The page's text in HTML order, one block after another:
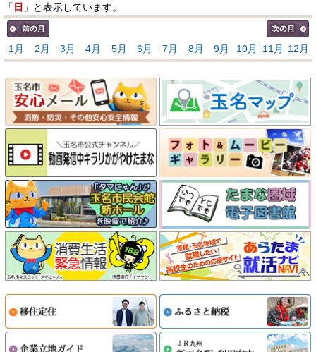
「 日 」と表示しています。
1月 2月 3月 4月 5月 6月 7月 8月 9月 10月 11月 12月